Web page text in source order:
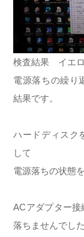
検査結果 イエロ
電源落ちの繰り
結果です。
ハードディスク
して
電源落ちの状態
ACアダプター
落ちませんでした